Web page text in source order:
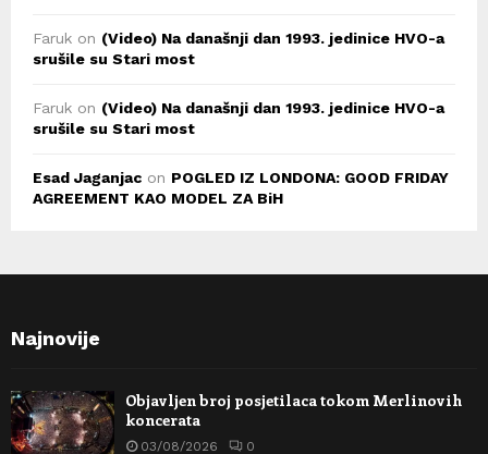
Faruk on (Video) Na današnji dan 1993. jedinice HVO-a
srušile su Stari most
Faruk on (Video) Na današnji dan 1993. jedinice HVO-a
srušile su Stari most
Esad Jaganjac on POGLED IZ LONDONA: GOOD FRIDAY
AGREEMENT KAO MODEL ZA BiH
Najnovije
Objavljen broj posjetilaca tokom Merlinovih
koncerata
03/08/2026 0